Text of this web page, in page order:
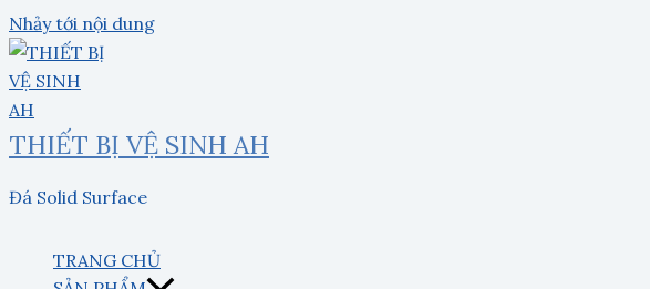
Nhảy tới nội dung
THIẾT BỊ VỆ SINH AH
Đá Solid Surface
TRANG CHỦ